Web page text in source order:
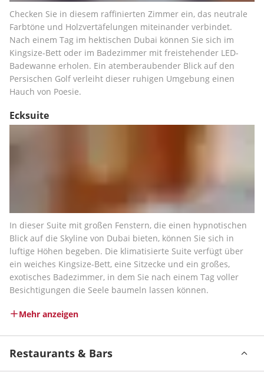
Checken Sie in diesem raffinierten Zimmer ein, das neutrale
Farbtöne und Holzvertäfelungen miteinander verbindet.
Nach einem Tag im hektischen Dubai können Sie sich im
Kingsize-Bett oder im Badezimmer mit freistehender LED-
Badewanne erholen. Ein atemberaubender Blick auf den
Persischen Golf verleiht dieser ruhigen Umgebung einen
Hauch von Poesie.
Ecksuite
In dieser Suite mit großen Fenstern, die einen hypnotischen
Blick auf die Skyline von Dubai bieten, können Sie sich in
luftige Höhen begeben. Die klimatisierte Suite verfügt über
ein weiches Kingsize-Bett, eine Sitzecke und ein großes,
exotisches Badezimmer, in dem Sie nach einem Tag voller
Besichtigungen die Seele baumeln lassen können.
Mehr anzeigen
Restaurants & Bars